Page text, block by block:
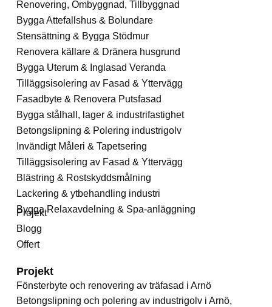
Renovering, Ombyggnad, Tillbyggnad
Bygga Attefallshus & Bolundare
Stensättning & Bygga Stödmur
Renovera källare & Dränera husgrund
Bygga Uterum & Inglasad Veranda
Tilläggsisolering av Fasad & Yttervägg
Fasadbyte & Renovera Putsfasad
Bygga stålhall, lager & industrifastighet
Betongslipning & Polering industrigolv
Invändigt Måleri & Tapetsering
Tilläggsisolering av Fasad & Yttervägg
Blästring & Rostskyddsmålning
Lackering & ytbehandling industri
Bygga Relaxavdelning & Spa-anläggning
Projekt
Blogg
Offert
Projekt
Fönsterbyte och renovering av träfasad i Arnö
Betongslipning och polering av industrigolv i Arnö,